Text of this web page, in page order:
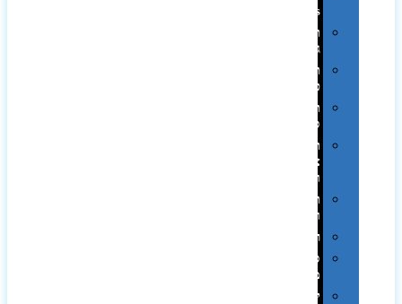
Swiss
תיקי
תיקי
טיולים
תיקי
ספורט
תיקי
ומכתביות
תערוכות
וכנסים
רמקולים
סוכריות
ממותגות
יודאיקה